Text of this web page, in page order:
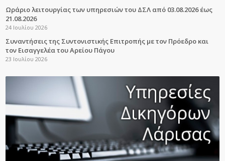
Ωράριο λειτουργίας των υπηρεσιών του ΔΣΛ από 03.08.2026 έως
21.08.2026
24 Ιουλίου 2026
Συναντήσεις της Συντονιστικής Επιτροπής με τον Πρόεδρο και
τον Εισαγγελέα του Αρείου Πάγου
23 Ιουλίου 2026